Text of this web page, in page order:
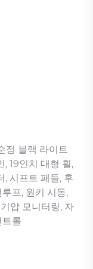
정 블랙 라이트
19인치 대형 휠,
, 시프트 패들, 후
프, 원키 시동,
압 모니터링, 자
트롤